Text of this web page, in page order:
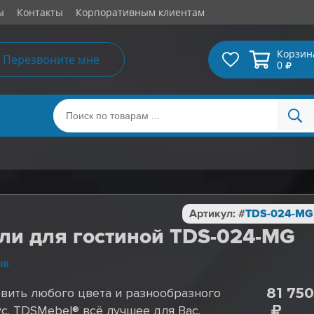
Контакты Корпоративным клиентам
Перезвоните мне
0
для гостиной TDS-024-MG
Артикул: #TDS-024-MG
любого цвета и разнообразного
TDSMebel® всё лучшее для Вас.
81 750